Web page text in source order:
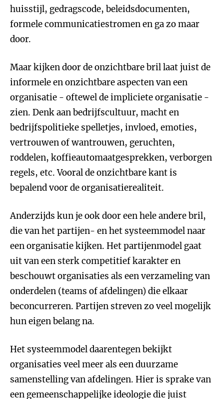
huisstijl, gedragscode, beleidsdocumenten,
formele communicatiestromen en ga zo maar
door.
Maar kijken door de onzichtbare bril laat juist de
informele en onzichtbare aspecten van een
organisatie - oftewel de impliciete organisatie -
zien. Denk aan bedrijfscultuur, macht en
bedrijfspolitieke spelletjes, invloed, emoties,
vertrouwen of wantrouwen, geruchten,
roddelen, koffieautomaatgesprekken, verborgen
regels, etc. Vooral de onzichtbare kant is
bepalend voor de organisatierealiteit.
Anderzijds kun je ook door een hele andere bril,
die van het partijen- en het systeemmodel naar
een organisatie kijken. Het partijenmodel gaat
uit van een sterk competitief karakter en
beschouwt organisaties als een verzameling van
onderdelen (teams of afdelingen) die elkaar
beconcurreren. Partijen streven zo veel mogelijk
hun eigen belang na.
Het systeemmodel daarentegen bekijkt
organisaties veel meer als een duurzame
samenstelling van afdelingen. Hier is sprake van
een gemeenschappelijke ideologie die juist